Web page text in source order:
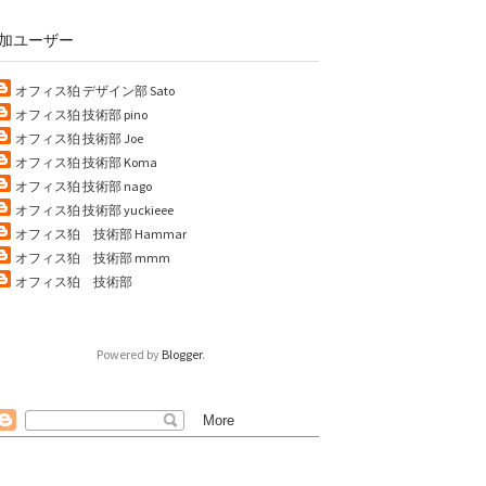
ユーザー
オフィス狛 デザイン部 Sato
オフィス狛 技術部 pino
オフィス狛 技術部 Joe
オフィス狛 技術部 Koma
オフィス狛 技術部 nago
オフィス狛 技術部 yuckieee
オフィス狛 技術部 Hammar
オフィス狛 技術部 mmm
オフィス狛 技術部
Powered by Blogger.